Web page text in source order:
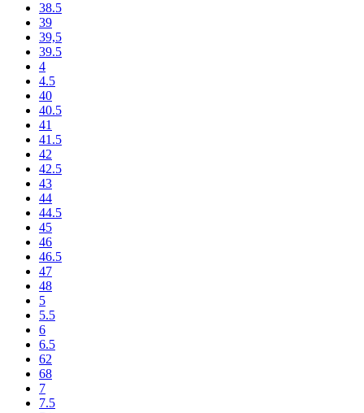
38.5
39
39,5
39.5
4
4.5
40
40.5
41
41.5
42
42.5
43
44
44.5
45
46
46.5
47
48
5
5.5
6
6.5
62
68
7
7.5